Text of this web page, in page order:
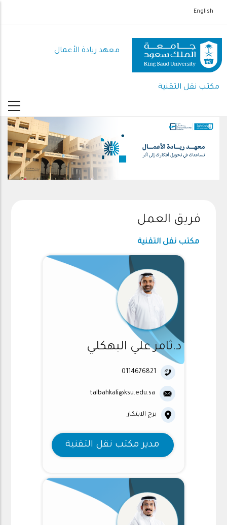
الرئيسي
English
معهد ريادة الأعمال
مكتب نقل التقنية
فريق العمل
مكتب نقل التقنية
د.ثامر علي البهكلي
0114676821
talbahkali@ksu.edu.sa
برج الابتكار
مدير مكتب نقل التقنية